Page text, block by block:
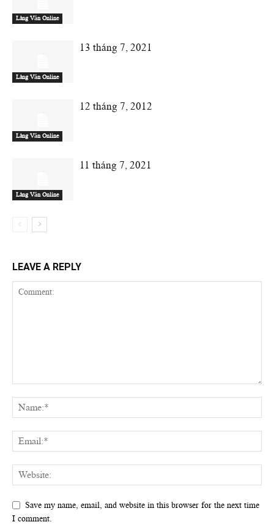
Làng Văn Online
Làng Văn Online
13 tháng 7, 2021
Làng Văn Online
12 tháng 7, 2012
Làng Văn Online
11 tháng 7, 2021
LEAVE A REPLY
Save my name, email, and website in this browser for the next time
I comment.